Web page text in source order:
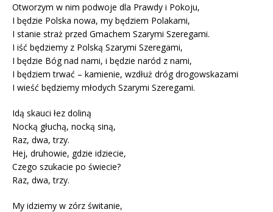
Otworzym w nim podwoje dla Prawdy i Pokoju,
I będzie Polska nowa, my będziem Polakami,
I stanie straż przed Gmachem Szarymi Szeregami.
I iść będziemy z Polską Szarymi Szeregami,
I będzie Bóg nad nami, i będzie naród z nami,
I będziem trwać – kamienie, wzdłuż dróg drogowskazami
I wieść będziemy młodych Szarymi Szeregami.
Idą skauci łez doliną
Nocką głuchą, nocką siną,
Raz, dwa, trzy.
Hej, druhowie, gdzie idziecie,
Czego szukacie po świecie?
Raz, dwa, trzy.
My idziemy w zórz świtanie,